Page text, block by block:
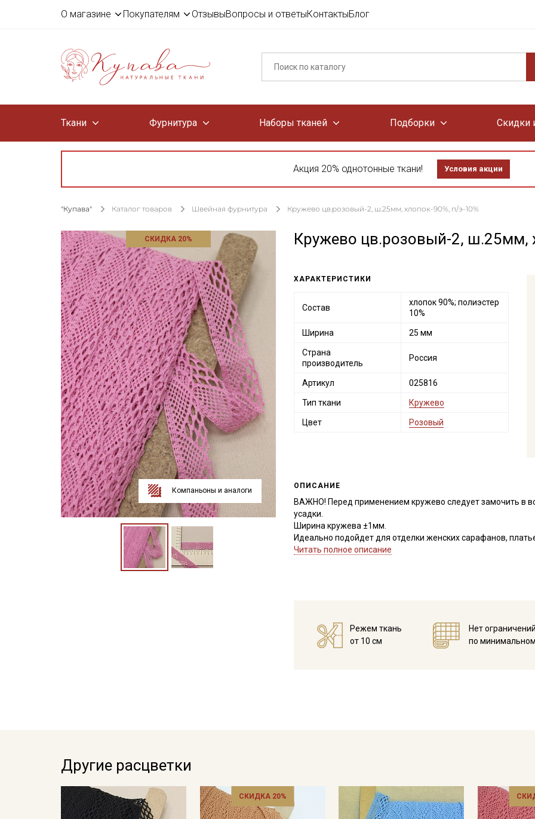
О магазине Покупателям ОтзывыВопросы и ответыКонтактыБлог
Ткани Фурнитура Наборы тканей Подборки Скидки
Акция 20% однотонные ткани! Условия акции
"Купава" Каталог товаров Швейная фурнитура Кружево цв.розовый-2, ш.25мм, хлопок-90%, п/э-10%
СКИДКА 20%
Компаньоны и аналоги
Кружево цв.розовый-2, ш.25мм,
ХАРАКТЕРИСТИКИ
Состав
хлопок 90%; полиэстер
10%
Ширина 25 мм
Страна
производитель
Россия
Артикул 025816
Тип ткани Кружево
Цвет Розовый
ОПИСАНИЕ
ВАЖНО! Перед применением кружево следует замочить в
усадки.
Ширина кружева ±1мм.
Идеально подойдет для отделки женских сарафанов,
В интерьере можно использовать для украшения
Читать полное описание
Режем ткань
от 10 см
Нет ограничений
по
Другие расцветки
СКИДКА 20%